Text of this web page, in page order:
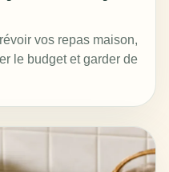
vos repas maison,
le budget et garder de